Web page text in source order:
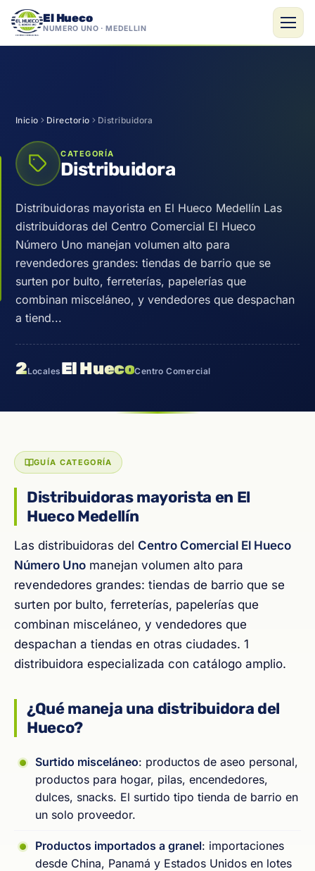
El Hueco
NÚMERO UNO · MEDELLÍN
Inicio Directorio Distribuidora
CATEGORÍA
Distribuidora
Distribuidoras mayorista en El Hueco Medellín Las
distribuidoras del Centro Comercial El Hueco
Número Uno manejan volumen alto para
revendedores grandes: tiendas de barrio que se
surten por bulto, ferreterías, papelerías que
combinan misceláneo, y vendedores que despachan
a tiend...
2Locales El HuecoCentro Comercial
GUÍA CATEGORÍA
Distribuidoras mayorista en El
Hueco Medellín
Las distribuidoras del Centro Comercial El Hueco
Número Uno manejan volumen alto para
revendedores grandes: tiendas de barrio que se
surten por bulto, ferreterías, papelerías que
combinan misceláneo, y vendedores que
despachan a tiendas en otras ciudades. 1
distribuidora especializada con catálogo amplio.
¿Qué maneja una distribuidora del
Hueco?
Surtido misceláneo: productos de aseo personal,
productos para hogar, pilas, encendedores,
dulces, snacks. El surtido tipo tienda de barrio en
un solo proveedor.
Productos importados a granel: importaciones
desde China, Panamá y Estados Unidos en lotes